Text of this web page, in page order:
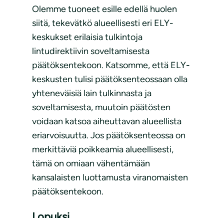
Olemme tuoneet esille edellä huolen
siitä, tekevätkö alueellisesti eri ELY-
keskukset erilaisia tulkintoja
lintudirektiivin soveltamisesta
päätöksentekoon. Katsomme, että ELY-
keskusten tulisi päätöksenteossaan olla
yhteneväisiä lain tulkinnasta ja
soveltamisesta, muutoin päätösten
voidaan katsoa aiheuttavan alueellista
eriarvoisuutta. Jos päätöksenteossa on
merkittäviä poikkeamia alueellisesti,
tämä on omiaan vähentämään
kansalaisten luottamusta viranomaisten
päätöksentekoon.